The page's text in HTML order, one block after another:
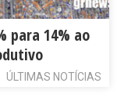
para 14% ao
ÚLTIMAS NOTÍCIAS